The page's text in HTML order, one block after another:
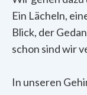
Ein Lächeln,
Blick, der
schon sind wir
In unseren